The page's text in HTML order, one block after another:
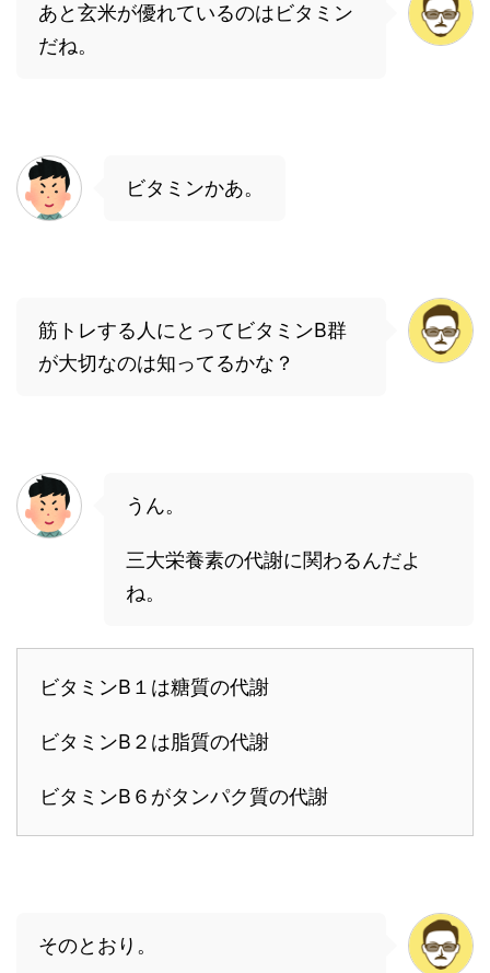
あと玄米が優れているのはビタミン
だね。
ビタミンかあ。
筋トレする人にとってビタミンB群
が大切なのは知ってるかな？
うん。
三大栄養素の代謝に関わるんだよ
ね。
ビタミンB１は糖質の代謝
ビタミンB２は脂質の代謝
ビタミンB６がタンパク質の代謝
そのとおり。